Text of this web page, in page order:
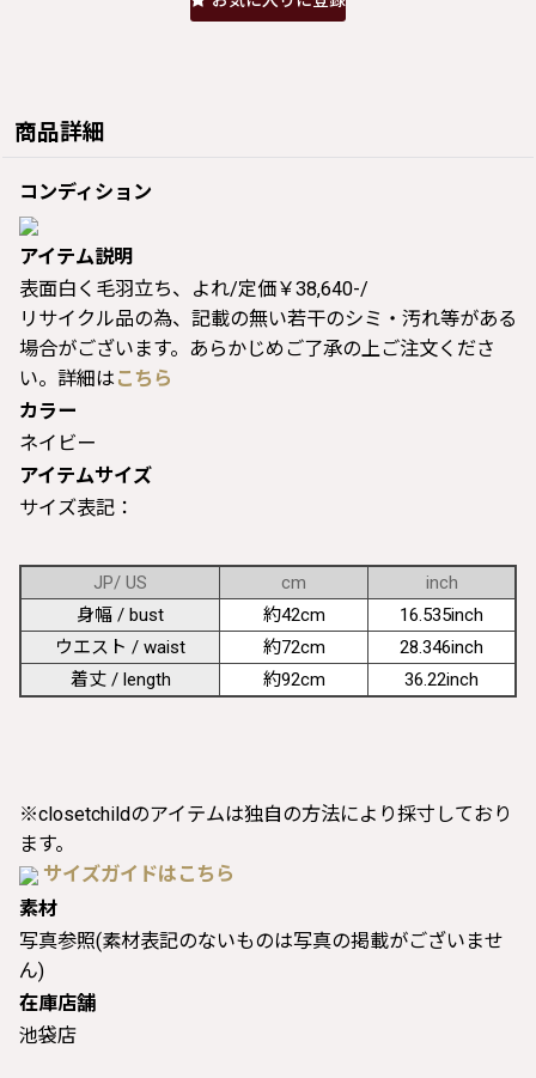
商品詳細
コンディション
アイテム説明
表面白く毛羽立ち、よれ/定価￥38,640-/
リサイクル品の為、記載の無い若干のシミ・汚れ等がある
場合がございます。あらかじめご了承の上ご注文くださ
い。詳細は こちら
カラー
ネイビー
アイテムサイズ
サイズ表記：
JP/ US cm
inch
身幅 / bust
約42cm
16.535inch
ウエスト / waist
約72cm
28.346inch
着丈 / length
約92cm 36.22inch
※closetchildのアイテムは独自の方法により採寸しており
ます。
サイズガイドはこちら
素材
写真参照(素材表記のないものは写真の掲載がございませ
ん)
在庫店舗
池袋店